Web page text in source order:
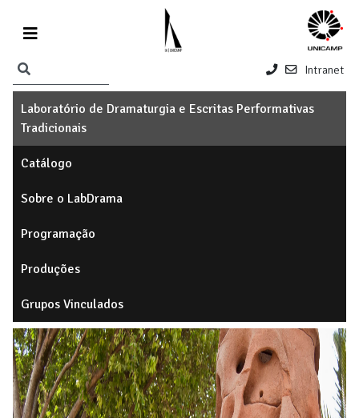
Intranet
Laboratório de Dramaturgia e Escritas Performativas
Tradicionais
Catálogo
Sobre o LabDrama
Programação
Produções
Grupos Vinculados